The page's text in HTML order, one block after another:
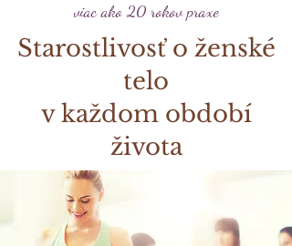
viac ako 20 rokov praxe
Starostlivosť o ženské
telo
v každom období
života